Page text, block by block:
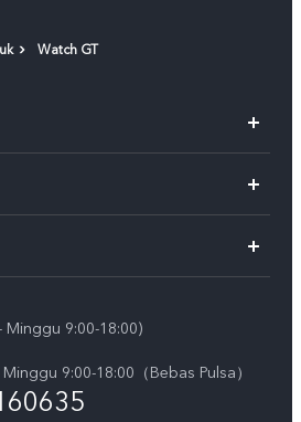
Watch GT
9:00-18:00)
9:00-18:00（Bebas Pulsa）